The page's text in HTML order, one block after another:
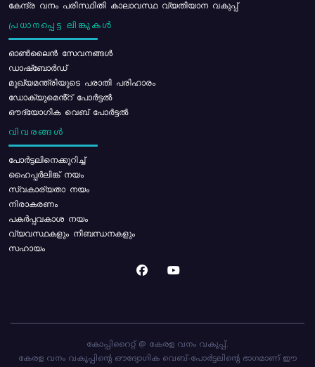
കേന്ദ്ര വനം പരിസ്ഥിതി കാലാവസ്ഥ വ്യതിയാന വകുപ്പ്
പ്രധാനപ്പെട്ട ലിങ്കുകൾ
ഓൺലൈൻ സേവനങ്ങൾ
ഡാഷ്ബോർഡ്
മുഖ്യമന്ത്രിയുടെ പരാതി പരിഹാരം
ഡോക്യുമെൻ്റ് പോർട്ടൽ
ഔദ്യോഗിക വെബ് പോർട്ടൽ
വിവരങ്ങൾ
പോര്‍ട്ടലിനെക്കുറിച്ച്
ഹൈപ്പർലിങ്ക് നയം
സ്വകാര്യതാ നയം
നിരാകരണം
പകർപ്പവകാശ നയം
വ്യവസ്ഥകളും നിബന്ധനകളും
സഹായം
കോപ്പിറൈറ്റ് @ കേരള വനം വകുപ്പ്.
കേരള വനം വകുപ്പിന്റെ ഔദ്യോഗിക വെബ്-പോർട്ടലിന്റെ ഭാഗമാണ് ഈ